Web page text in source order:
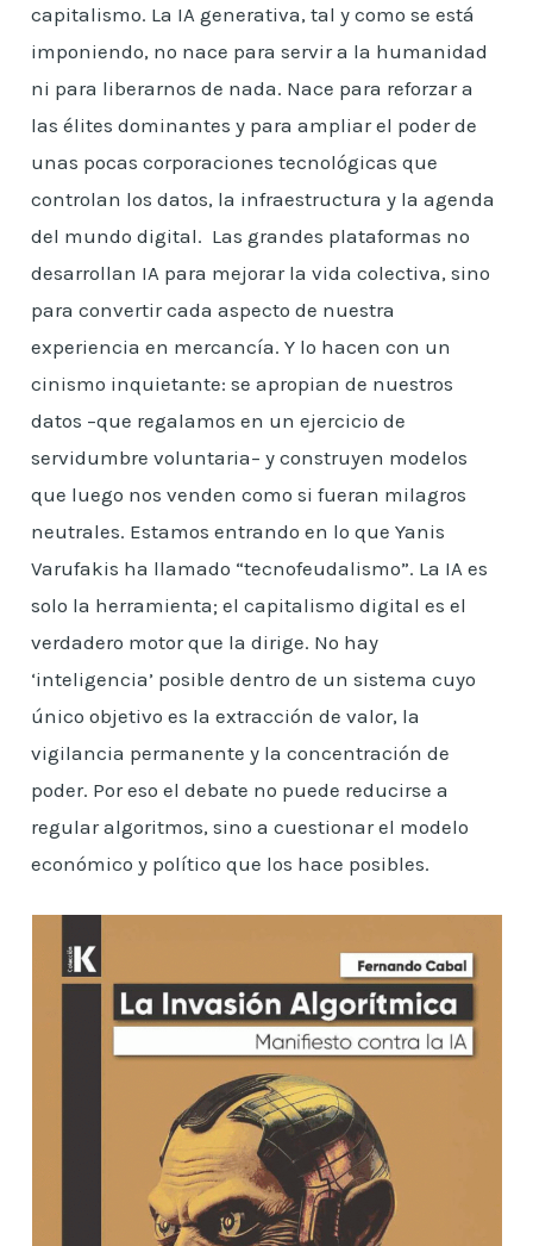
capitalismo. La IA generativa, tal y como se está
imponiendo, no nace para servir a la humanidad
ni para liberarnos de nada. Nace para reforzar a
las élites dominantes y para ampliar el poder de
unas pocas corporaciones tecnológicas que
controlan los datos, la infraestructura y la agenda
del mundo digital. Las grandes plataformas no
desarrollan IA para mejorar la vida colectiva, sino
para convertir cada aspecto de nuestra
experiencia en mercancía. Y lo hacen con un
cinismo inquietante: se apropian de nuestros
datos –que regalamos en un ejercicio de
servidumbre voluntaria– y construyen modelos
que luego nos venden como si fueran milagros
neutrales. Estamos entrando en lo que Yanis
Varufakis ha llamado “tecnofeudalismo”. La IA es
solo la herramienta; el capitalismo digital es el
verdadero motor que la dirige. No hay
‘inteligencia’ posible dentro de un sistema cuyo
único objetivo es la extracción de valor, la
vigilancia permanente y la concentración de
poder. Por eso el debate no puede reducirse a
regular algoritmos, sino a cuestionar el modelo
económico y político que los hace posibles.